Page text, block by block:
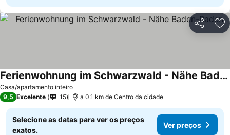
Partilhar
Casa/apartamento inteiro
Ferienwohnung im Schwarzwald - Nähe Baden-Baden
9,5 Excelente 15 a 0.1 km de Centro da cidade
Selecione as datas para ver os preços
exatos.
Ver preços